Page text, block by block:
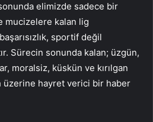
elimizde sadece bir
mucizelere kalan lig
sportif değil
Sürecin sonunda kalan; üzgün,
moralsiz, küskün ve kırılgan
üzerine hayret verici bir haber